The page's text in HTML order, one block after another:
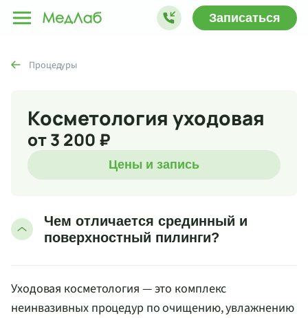
Записаться
Процедуры
Косметология уходовая
от 3 200 ₽
Цены и запись
Чем отличается срединный и
поверхностный пилинги?
Уходовая косметология — это комплекс
неинвазивных процедур по очищению, увлажнению